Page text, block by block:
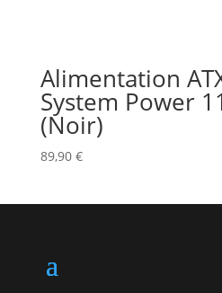
Alimentation
System Power
(Noir)
89,90 €